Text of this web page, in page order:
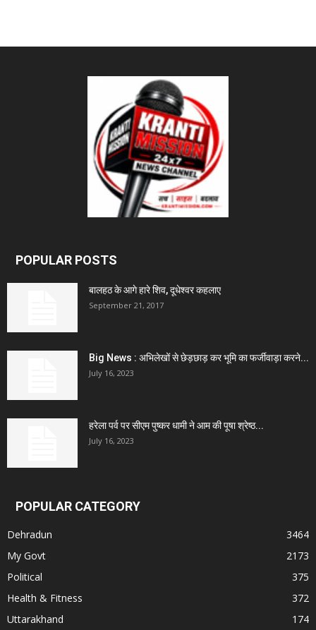
POPULAR POSTS
बालहठ के आगे हारे शिव, दूधेश्वर कहलाए
September 21, 2017
Big News : अभिलेखों से छेड़छाड़ कर भूमि का फर्जीवाड़ा करने...
July 16, 2023
हरेला पर्व पर सीएम पुष्कर धामी ने आम की पूषा श्रेष्ठ...
July 16, 2023
POPULAR CATEGORY
Dehradun
3464
My Govt
2173
Political
375
Health & Fitness
372
Uttarakhand
174